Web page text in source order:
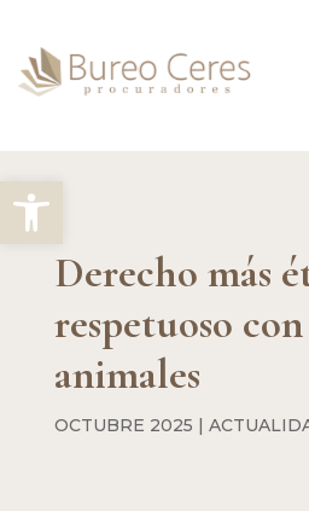
Abrir barra de herramientas
Derecho más
respetuoso
animales
OCTUBRE 2025 |